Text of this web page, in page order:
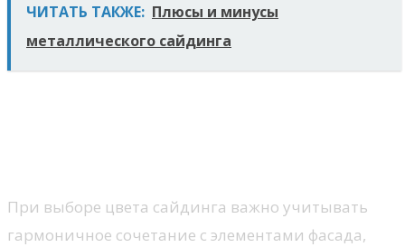
ЧИТАТЬ ТАКЖЕ: Плюсы и минусы
металлического сайдинга
При выборе цвета сайдинга важно учитывать
гармоничное сочетание с элементами фасада,